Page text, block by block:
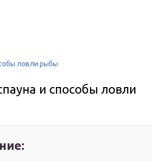
ловли рыбы
и способы ловли